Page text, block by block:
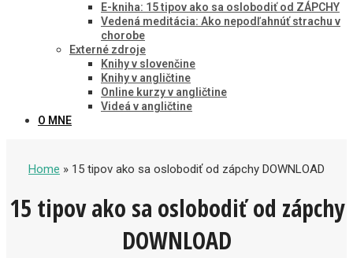
E-kniha: 15 tipov ako sa oslobodiť od ZÁPCHY
Vedená meditácia: Ako nepodľahnúť strachu v
chorobe
Externé zdroje
Knihy v slovenčine
Knihy v angličtine
Online kurzy v angličtine
Videá v angličtine
O MNE
Home » 15 tipov ako sa oslobodiť od zápchy DOWNLOAD
15 tipov ako sa oslobodiť od zápchy
DOWNLOAD